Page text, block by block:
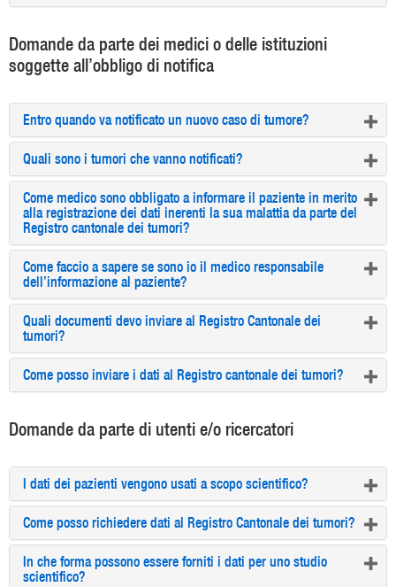
Domande da parte dei medici o delle istituzioni
soggette all’obbligo di notifica
Entro quando va notificato un nuovo caso di tumore?
Quali sono i tumori che vanno notificati?
Come medico sono obbligato a informare il paziente in merito
alla registrazione dei dati inerenti la sua malattia da parte del
Registro cantonale dei tumori?
Come faccio a sapere se sono io il medico responsabile
dell’informazione al paziente?
Quali documenti devo inviare al Registro Cantonale dei
tumori?
Come posso inviare i dati al Registro cantonale dei tumori?
Domande da parte di utenti e/o ricercatori
I dati dei pazienti vengono usati a scopo scientifico?
Come posso richiedere dati al Registro Cantonale dei tumori?
In che forma possono essere forniti i dati per uno studio
scientifico?